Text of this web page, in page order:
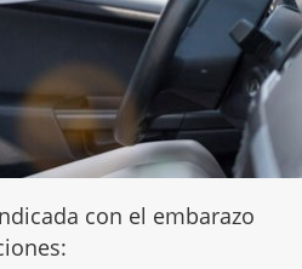
con el embarazo